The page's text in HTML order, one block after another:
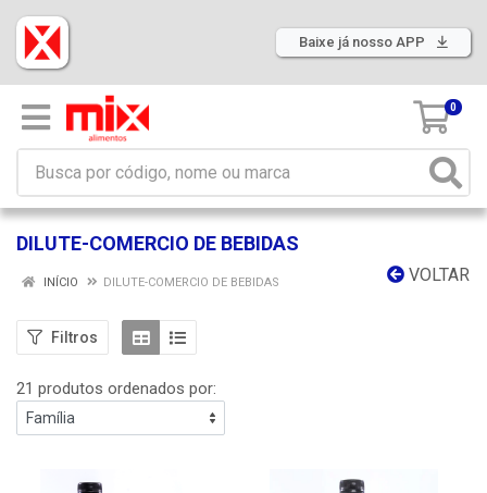
Baixe já nosso APP
0
DILUTE-COMERCIO DE BEBIDAS
VOLTAR
INÍCIO DILUTE-COMERCIO DE BEBIDAS
Filtros
21 produtos ordenados por: